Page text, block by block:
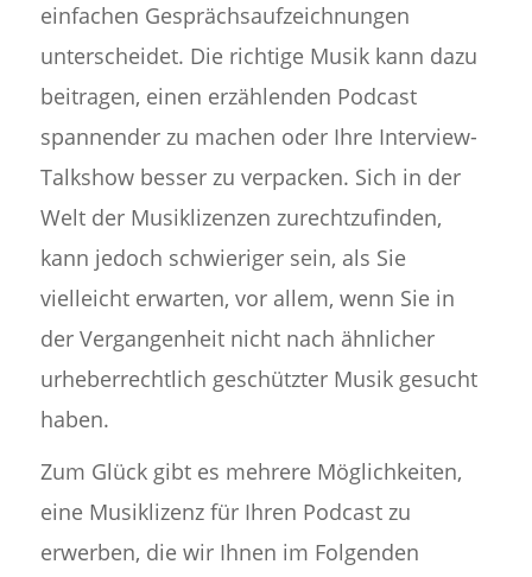
einfachen Gesprächsaufzeichnungen
unterscheidet. Die richtige Musik kann dazu
beitragen, einen erzählenden Podcast
spannender zu machen oder Ihre Interview-
Talkshow besser zu verpacken. Sich in der
Welt der Musiklizenzen zurechtzufinden,
kann jedoch schwieriger sein, als Sie
vielleicht erwarten, vor allem, wenn Sie in
der Vergangenheit nicht nach ähnlicher
urheberrechtlich geschützter Musik gesucht
haben.
Zum Glück gibt es mehrere Möglichkeiten,
eine Musiklizenz für Ihren Podcast zu
erwerben, die wir Ihnen im Folgenden